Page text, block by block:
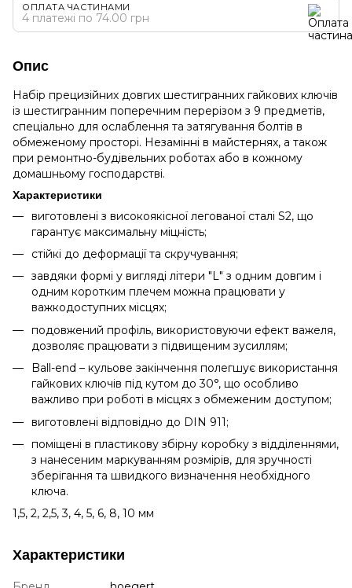
ОПЛАТА ЧАСТИНАМИ
4 платежі по 74.00 грн
Опис
Набір прецизійних довгих шестигранних гайкових ключів
із шестигранним поперечним перерізом з 9 предметів,
спеціально для ослаблення та затягування болтів в
обмеженому просторі. Незамінні в майстернях, а також
при ремонтно-будівельних роботах або в кожному
домашньому господарстві.
Характеристики
виготовлені з високоякісної легованої сталі S2, що
гарантує максимальну міцність;
стійкі до деформації та скручування;
завдяки формі у вигляді літери "L" з одним довгим і
одним коротким плечем можна працювати у
важкодоступних місцях;
подовжений профіль, використовуючи ефект важеля,
дозволяє працювати з підвищеним зусиллям;
Ball-end – кульове закінчення полегшує використання
гайкових ключів під кутом до 30°, що особливо
важливо при роботі в місцях з обмеженим доступом;
виготовлені відповідно до DIN 911;
поміщені в пластикову збірну коробку з відділеннями,
з нанесеним маркуванням розмірів, для зручності
зберігання та швидкого визначення необхідного
ключа.
1,5, 2, 2,5, 3, 4, 5, 6, 8, 10 мм
Характеристики